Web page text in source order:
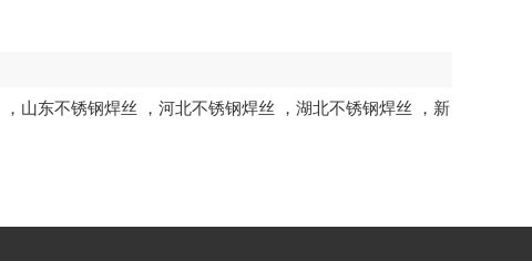
， 山东不锈钢焊丝 ， 河北不锈钢焊丝 ， 湖北不锈钢焊丝 ， 新